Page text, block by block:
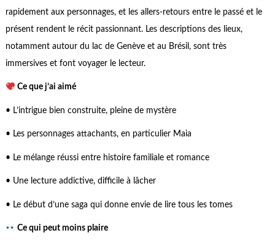
rapidement aux personnages, et les allers-retours entre le passé et le
présent rendent le récit passionnant. Les descriptions des lieux,
notamment autour du lac de Genève et au Brésil, sont très
immersives et font voyager le lecteur.
Ce que j’ai aimé
• L’intrigue bien construite, pleine de mystère
• Les personnages attachants, en particulier Maia
• Le mélange réussi entre histoire familiale et romance
• Une lecture addictive, difficile à lâcher
• Le début d’une saga qui donne envie de lire tous les tomes
Ce qui peut moins plaire